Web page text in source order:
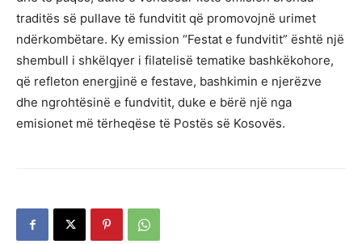
traditës së pullave të fundvitit që promovojnë urimet
ndërkombëtare. Ky emission “Festat e fundvitit” është një
shembull i shkëlqyer i filatelisë tematike bashkëkohore,
që refleton energjinë e festave, bashkimin e njerëzve
dhe ngrohtësinë e fundvitit, duke e bërë një nga
emisionet më tërheqëse të Postës së Kosovës.